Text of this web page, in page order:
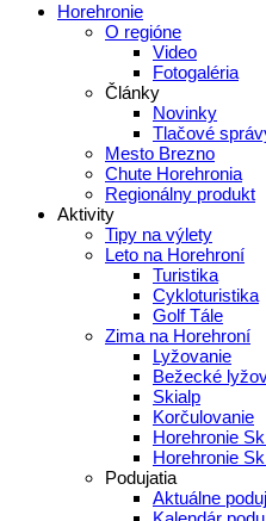
Horehronie
O regióne
Video
Fotogaléria
Články
Novinky
Tlačové
Mesto Brezno
Chute Horehronia
Regionálny produkt
Aktivity
Tipy na výlety
Leto na Horehroní
Turistika
Cykloturistika
Golf Tále
Zima na Horehroní
Lyžovanie
Bežecké
Skialp
Korčulovanie
Horehronie
Horehronie
Podujatia
Aktuálne